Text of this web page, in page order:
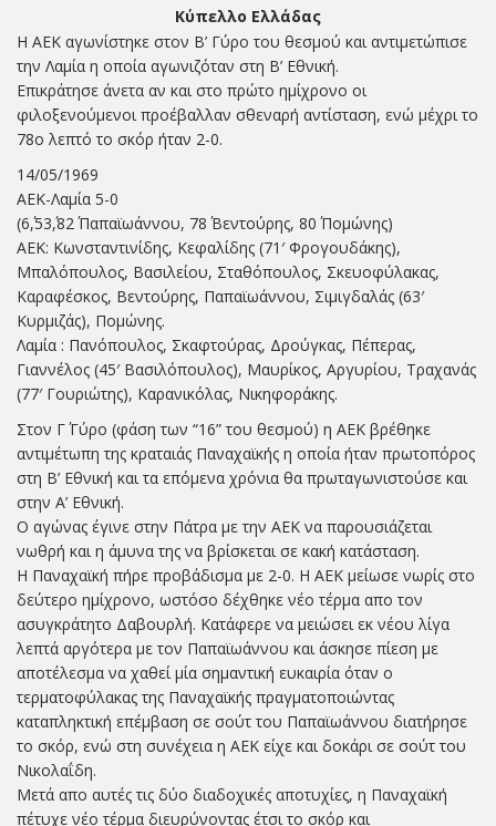
Κύπελλο Ελλάδας
Η ΑΕΚ αγωνίστηκε στον Β’ Γύρο του θεσμού και αντιμετώπισε
την Λαμία η οποία αγωνιζόταν στη Β’ Εθνική.
Επικράτησε άνετα αν και στο πρώτο ημίχρονο οι
φιλοξενούμενοι προέβαλλαν σθεναρή αντίσταση, ενώ μέχρι το
78ο λεπτό το σκόρ ήταν 2-0.
14/05/1969
ΑΕΚ-Λαμία 5-0
(6΄,53΄,82΄ Παπαϊωάννου, 78΄ Βεντούρης, 80΄ Πομώνης)
ΑΕΚ: Κωνσταντινίδης, Κεφαλίδης (71′ Φρογουδάκης),
Μπαλόπουλος, Βασιλείου, Σταθόπουλος, Σκευοφύλακας,
Καραφέσκος, Βεντούρης, Παπαϊωάννου, Σιμιγδαλάς (63′
Κυρμιζάς), Πομώνης.
Λαμία : Πανόπουλος, Σκαφτούρας, Δρούγκας, Πέπερας,
Γιαννέλος (45′ Βασιλόπουλος), Μαυρίκος, Αργυρίου, Τραχανάς
(77′ Γουριώτης), Καρανικόλας, Νικηφοράκης.
Στον Γ΄ Γύρο (φάση των “16” του θεσμού) η ΑΕΚ βρέθηκε
αντιμέτωπη της κραταιάς Παναχαϊκής η οποία ήταν πρωτοπόρος
στη Β’ Εθνική και τα επόμενα χρόνια θα πρωταγωνιστούσε και
στην Α’ Εθνική.
Ο αγώνας έγινε στην Πάτρα με την ΑΕΚ να παρουσιάζεται
νωθρή και η άμυνα της να βρίσκεται σε κακή κατάσταση.
Η Παναχαϊκή πήρε προβάδισμα με 2-0. Η ΑΕΚ μείωσε νωρίς στο
δεύτερο ημίχρονο, ωστόσο δέχθηκε νέο τέρμα απο τον
ασυγκράτητο Δαβουρλή. Κατάφερε να μειώσει εκ νέου λίγα
λεπτά αργότερα με τον Παπαϊωάννου και άσκησε πίεση με
αποτέλεσμα να χαθεί μία σημαντική ευκαιρία όταν ο
τερματοφύλακας της Παναχαϊκής πραγματοποιώντας
καταπληκτική επέμβαση σε σούτ του Παπαϊωάννου διατήρησε
το σκόρ, ενώ στη συνέχεια η ΑΕΚ είχε και δοκάρι σε σούτ του
Νικολαΐδη.
Μετά απο αυτές τις δύο διαδοχικές αποτυχίες, η Παναχαϊκή
πέτυχε νέο τέρμα διευρύνοντας έτσι το σκόρ και